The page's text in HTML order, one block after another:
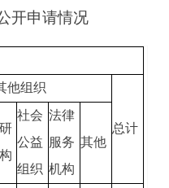
开申请情况
他组织
总计
社会
公益
组织
法律
服务
机构
其他